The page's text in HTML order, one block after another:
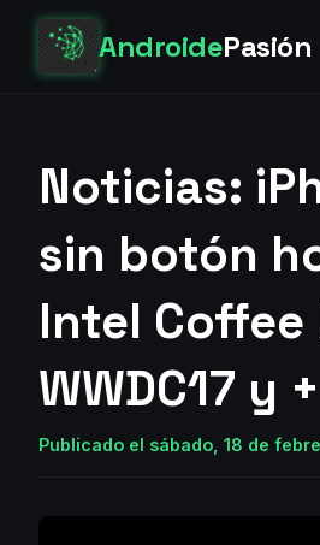
AndroidePasión
Noticias:
sin botón
Intel Coffee
WWDC17 y
Publicado el sábado, 18 de